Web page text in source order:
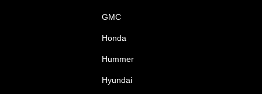
GMC
Honda
Hummer
Hyundai